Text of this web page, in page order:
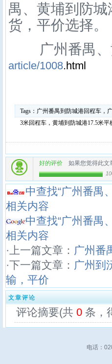
禺、黄埔到 防城
货，平价选择。
广州番禺
article/1008.html
Tags： 广州番禺到防城港回程车，
3米回程车，黄埔到防城港17.5米平
好的评价 如果您觉得此文
中查找“广州番禺
相关内容
中查找“广州番禺
相关内容
·上一篇文章： 广州番
·下一篇文章： 广州到
输，平价
文章评论
评论摘要(共 0 条，
电话：